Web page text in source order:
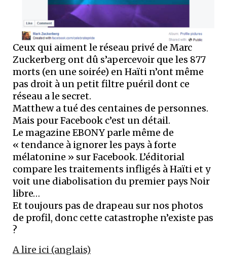
Ceux qui aiment le réseau privé de Marc
Zuckerberg ont dû s’apercevoir que les 877
morts (en une soirée) en Haïti n’ont même
pas droit à un petit filtre puéril dont ce
réseau a le secret.
Matthew a tué des centaines de personnes.
Mais pour Facebook c’est un détail.
Le magazine EBONY parle même de
« tendance à ignorer les pays à forte
mélatonine » sur Facebook. L’éditorial
compare les traitements infligés à Haïti et y
voit une diabolisation du premier pays Noir
libre…
Et toujours pas de drapeau sur nos photos
de profil, donc cette catastrophe n’existe pas
?
A lire ici (anglais)